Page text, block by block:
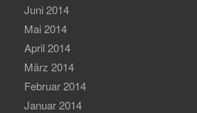
Juni 2014
Mai 2014
April 2014
März 2014
Februar 2014
Januar 2014